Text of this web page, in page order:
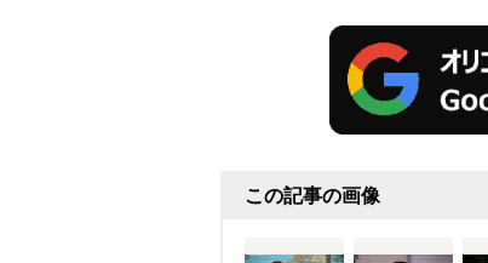
この記事の画像